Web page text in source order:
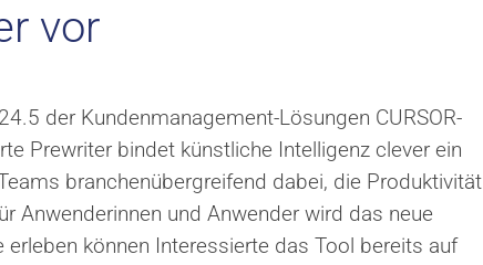
vor
der Kundenmanagement-Lösungen CURSOR-
Prewriter bindet künstliche Intelligenz clever ein
branchenübergreifend dabei, die Produktivität
Anwenderinnen und Anwender wird das neue
können Interessierte das Tool bereits auf